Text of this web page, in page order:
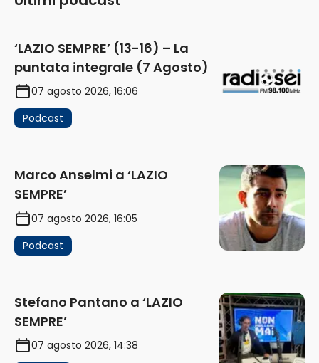
‘LAZIO SEMPRE’ (13-16) – La
puntata integrale (7 Agosto)
07 agosto 2026, 16:06
Podcast
Marco Anselmi a ‘LAZIO
SEMPRE’
07 agosto 2026, 16:05
Podcast
Stefano Pantano a ‘LAZIO
SEMPRE’
07 agosto 2026, 14:38